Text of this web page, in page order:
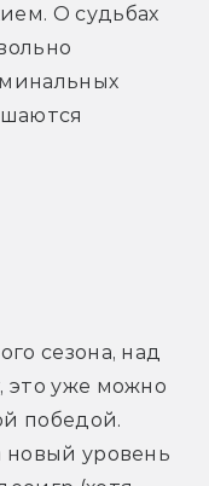
О судьбах
сезона, над
это уже можно
победой.
новый уровень